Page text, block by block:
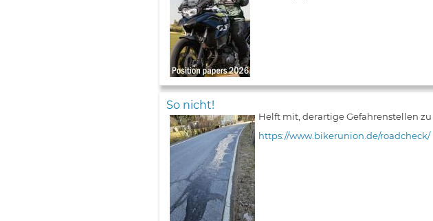
So nicht!
Helft mit, derartige Gefahrenstellen
https://www.bikerunion.de/roadcheck/